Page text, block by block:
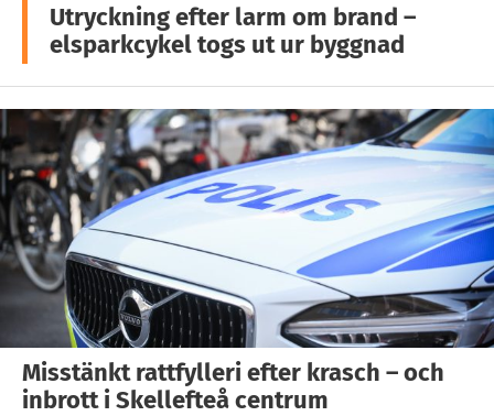
Utryckning efter larm om brand –
elsparkcykel togs ut ur byggnad
Misstänkt rattfylleri efter krasch – och
inbrott i Skellefteå centrum